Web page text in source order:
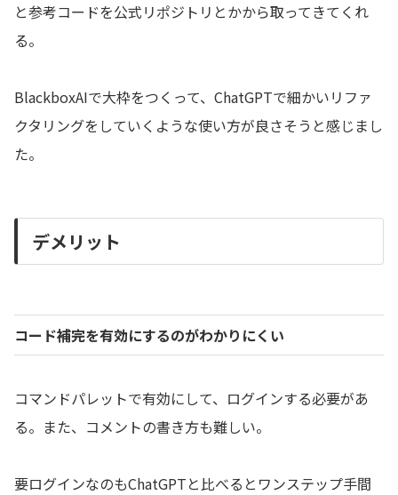
と参考コードを公式リポジトリとかから取ってきてくれ
る。
BlackboxAIで大枠をつくって、ChatGPTで細かいリファ
クタリングをしていくような使い方が良さそうと感じまし
た。
デメリット
コード補完を有効にするのがわかりにくい
コマンドパレットで有効にして、ログインする必要があ
る。また、コメントの書き方も難しい。
要ログインなのもChatGPTと比べるとワンステップ手間